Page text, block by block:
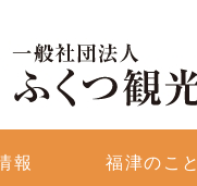
報 福津のこと